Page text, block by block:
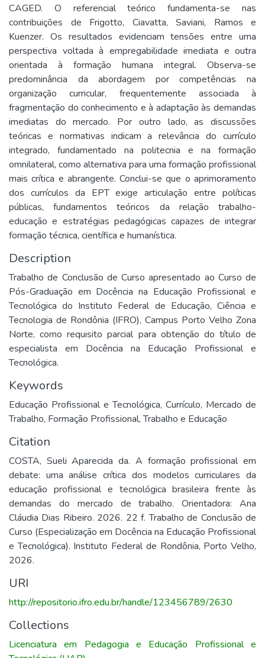
CAGED. O referencial teórico fundamenta-se nas
contribuições de Frigotto, Ciavatta, Saviani, Ramos e
Kuenzer. Os resultados evidenciam tensões entre uma
perspectiva voltada à empregabilidade imediata e outra
orientada à formação humana integral. Observa-se
predominância da abordagem por competências na
organização curricular, frequentemente associada à
fragmentação do conhecimento e à adaptação às demandas
imediatas do mercado. Por outro lado, as discussões
teóricas e normativas indicam a relevância do currículo
integrado, fundamentado na politecnia e na formação
omnilateral, como alternativa para uma formação profissional
mais crítica e abrangente. Conclui-se que o aprimoramento
dos currículos da EPT exige articulação entre políticas
públicas, fundamentos teóricos da relação trabalho-
educação e estratégias pedagógicas capazes de integrar
formação técnica, científica e humanística.
Description
Trabalho de Conclusão de Curso apresentado ao Curso de
Pós-Graduação em Docência na Educação Profissional e
Tecnológica do Instituto Federal de Educação, Ciência e
Tecnologia de Rondônia (IFRO), Campus Porto Velho Zona
Norte, como requisito parcial para obtenção do título de
especialista em Docência na Educação Profissional e
Tecnológica.
Keywords
Educação Profissional e Tecnológica, Currículo, Mercado de
Trabalho, Formação Profissional,Trabalho e Educação
Citation
COSTA, Sueli Aparecida da. A formação profissional em
debate: uma análise crítica dos modelos curriculares da
educação profissional e tecnológica brasileira frente às
demandas do mercado de trabalho. Orientadora: Ana
Cláudia Dias Ribeiro. 2026. 22 f. Trabalho de Conclusão de
Curso (Especialização em Docência na Educação Profissional
e Tecnológica). Instituto Federal de Rondônia, Porto Velho,
2026.
URI
http://repositorio.ifro.edu.br/handle/123456789/2630
Collections
Licenciatura em Pedagogia e Educação Profissional e